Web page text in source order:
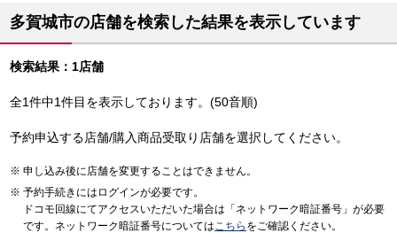
多賀城市の店舗を検索した結果を表示しています
検索結果：1店舗
全1件中1件目を表示しております。(50音順)
予約申込する店舗/購入商品受取り店舗を選択してください。
申し込み後に店舗を変更することはできません。
予約手続きにはログインが必要です。
ドコモ回線にてアクセスいただいた場合は「ネットワーク暗証番号」が必要
です。ネットワーク暗証番号についてはこちら をご確認ください。